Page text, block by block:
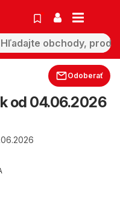
Odoberať
od 04.06.2026